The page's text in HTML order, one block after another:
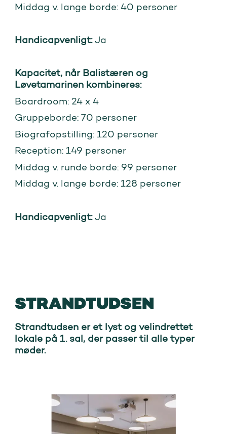
Middag v. lange borde: 40 personer
Handicapvenligt:Ja
Kapacitet, når Balistæren og
Løvetamarinen kombineres:
Boardroom: 24 x 4
Gruppeborde: 70 personer
Biografopstilling: 120 personer
Reception: 149 personer
Middag v. runde borde: 99 personer
Middag v. lange borde: 128 personer
Handicapvenligt:Ja
STRANDTUDSEN
Strandtudsen er et lyst og velindrettet
lokale på 1. sal, der passer til alle typer
møder.